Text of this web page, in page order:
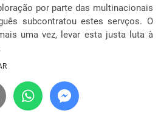
por parte das multinacionais
subcontratou estes servços. O
uma vez, levar esta justa luta à